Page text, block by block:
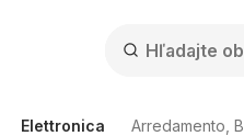
Elettronica Arredamento,